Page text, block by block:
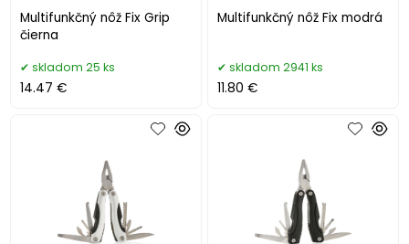
Multifunkčný nôž Fix Grip
čierna
skladom 25 ks
14.47 €
Multifunkčný nôž Fix modrá
skladom 2941 ks
11.80 €